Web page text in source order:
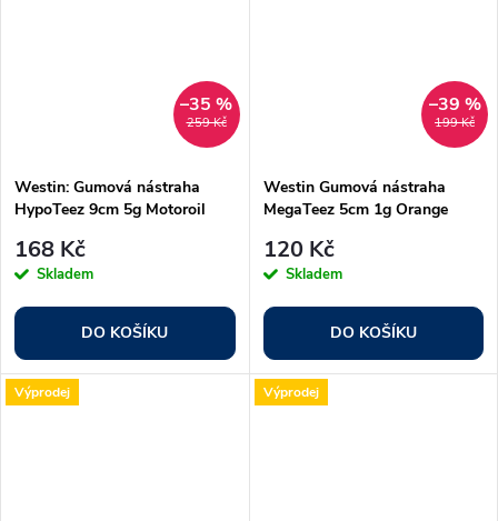
259 Kč
–35 %
Westin: Gumová nástraha
HypoTeez 9cm 5g Motoroil
168 Kč
Skladem
DO KOŠÍKU
199 Kč
–39 %
Westin Gumová nástraha
MegaTeez 5cm 1g Orange
120 Kč
Skladem
DO KOŠÍKU
Výprodej Výprodej